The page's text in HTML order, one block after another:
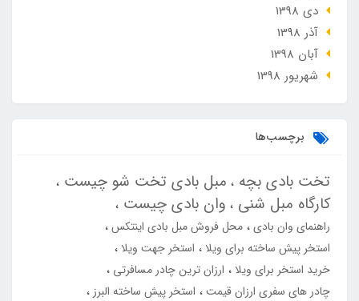
دی 1398
آذر 1398
آبان 1398
شهریور 1398
برچسب‌ها
تخت بادی بچه مبل بادی تخت شو چیست
کارگاه مبل شنی وان بادی چیست
راهنمای وان بادی محل فروش مبل بادی اینتکس
استخر پیش ساخته برای ویلا
استخر جهت ویلا
خرید استخر برای ویلا
ارزان ترین چادر مسافرتی
چادر های سفری ارزان قیمت
استخر پیش ساخته البرز